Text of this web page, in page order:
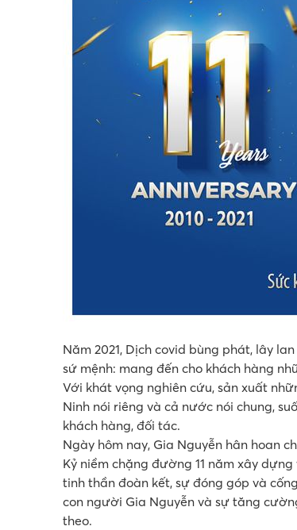
Năm 2021, Dịch covid bùng phát, lây
sứ mệnh: mang đến cho khách hàng
Với khát vọng nghiên cứu, sản xuất
Ninh nói riêng và cả nước nói chung,
khách hàng, đối tác.
Ngày hôm nay, Gia Nguyễn hân hoan
Kỷ niềm chặng đường 11 năm xây
tinh thần đoàn kết, sự đóng góp và
con người Gia Nguyễn và sự tăng
theo.